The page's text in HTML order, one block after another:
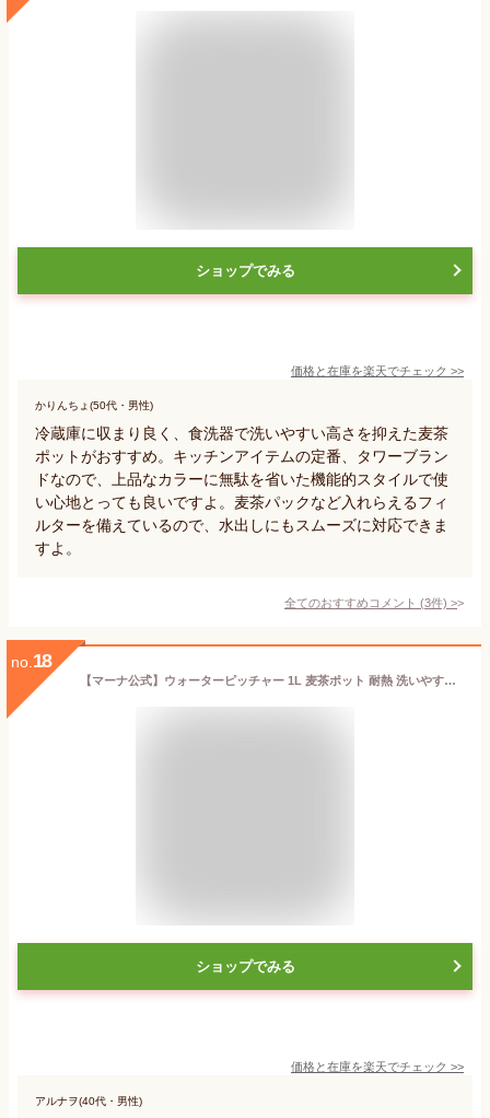
ショップでみる
価格と在庫を楽天でチェック >>
かりんちょ(50代・男性)
冷蔵庫に収まり良く、食洗器で洗いやすい高さを抑えた麦茶
ポットがおすすめ。キッチンアイテムの定番、タワーブラン
ドなので、上品なカラーに無駄を省いた機能的スタイルで使
い心地とっても良いですよ。麦茶パックなど入れらえるフィ
ルターを備えているので、水出しにもスムーズに対応できま
すよ。
全てのおすすめコメント (3件) >
no. 18
【マーナ公式】ウォーターピッチャー 1L 麦茶ポット 耐熱 洗いやすい パッキンなし 食洗機対応 プラスチック 冷蔵庫 四角 横置きしなくても入る お茶ポット お茶入れ 冷水筒 サーバー スリムジャグ 1リットル コンパクト 広口 お茶ボトル 水 子供 おしゃれ かわいい K787
ショップでみる
価格と在庫を楽天でチェック >>
アルナヲ(40代・男性)